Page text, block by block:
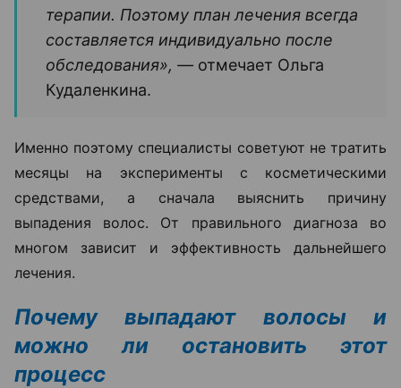
терапии. Поэтому план лечения всегда
составляется индивидуально после
обследования», — отмечает Ольга
Кудаленкина.
Именно поэтому специалисты советуют не тратить
месяцы на эксперименты с косметическими
средствами, а сначала выяснить причину
выпадения волос. От правильного диагноза во
многом зависит и эффективность дальнейшего
лечения.
Почему выпадают волосы и
можно ли остановить этот
процесс